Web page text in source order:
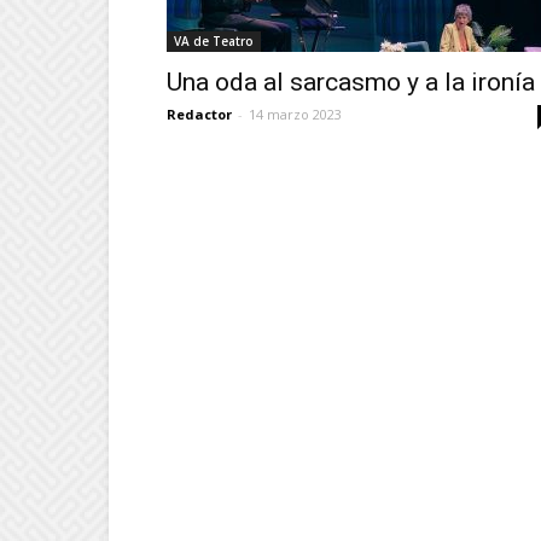
VA de Teatro
Una oda al sarcasmo y a la ironía
Redactor - 14 marzo 2023